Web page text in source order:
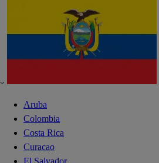
Aruba
Colombia
Costa Rica
Curacao
El Salvador